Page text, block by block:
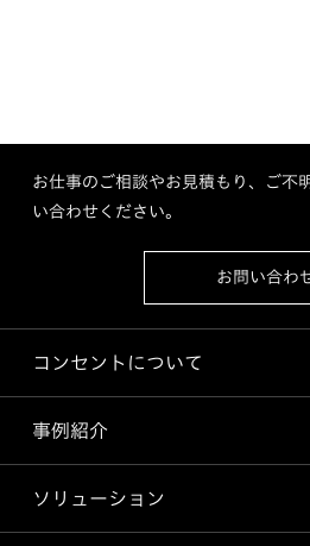
お仕事のご相談やお見積もり、ご不
い合わせください。
お問い合わ
コンセントについて
事例紹介
ソリューション